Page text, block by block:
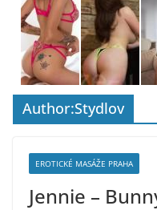
Author:Stydlov
EROTICKÉ MASÁŽE PRAHA
Jennie –